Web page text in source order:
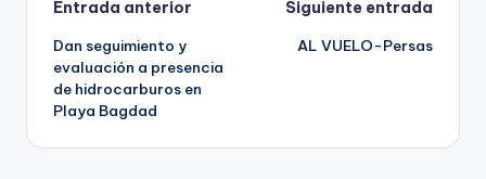
Navegación
de
entradas
Entrada anterior
Dan seguimiento y
evaluación a presencia
de hidrocarburos en
Playa Bagdad
Siguiente entrada
AL VUELO-Persas